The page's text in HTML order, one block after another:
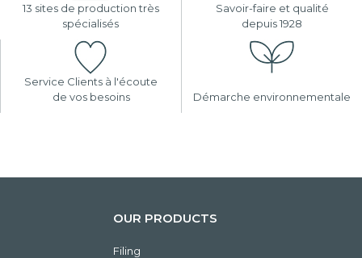
13 sites de production très
spécialisés
Savoir-faire et qualité
depuis 1928
Service Clients à l'écoute
de vos besoins
Démarche environnementale
OUR PRODUCTS
Filing